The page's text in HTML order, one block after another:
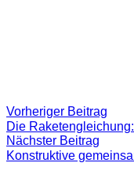
Vorheriger Beitrag
Die
Nächster Beitrag
Konstruktive